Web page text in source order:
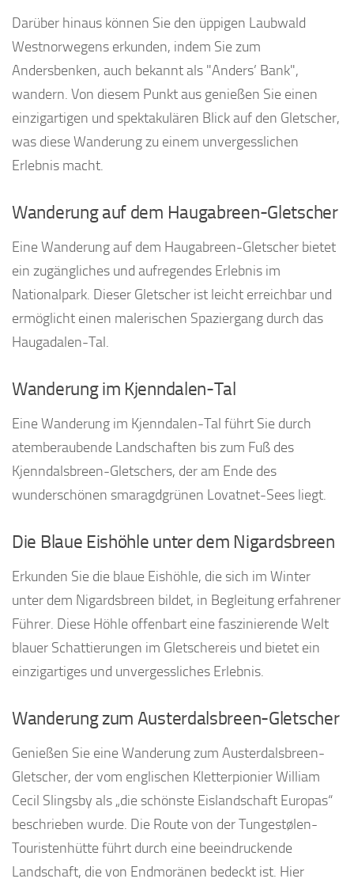
Darüber hinaus können Sie den üppigen Laubwald
Westnorwegens erkunden, indem Sie zum
Andersbenken, auch bekannt als "Anders’ Bank",
wandern. Von diesem Punkt aus genießen Sie einen
einzigartigen und spektakulären Blick auf den Gletscher,
was diese Wanderung zu einem unvergesslichen
Erlebnis macht.
Wanderung auf dem Haugabreen-Gletscher
Eine Wanderung auf dem Haugabreen-Gletscher bietet
ein zugängliches und aufregendes Erlebnis im
Nationalpark. Dieser Gletscher ist leicht erreichbar und
ermöglicht einen malerischen Spaziergang durch das
Haugadalen-Tal.
Wanderung im Kjenndalen-Tal
Eine Wanderung im Kjenndalen-Tal führt Sie durch
atemberaubende Landschaften bis zum Fuß des
Kjenndalsbreen-Gletschers, der am Ende des
wunderschönen smaragdgrünen Lovatnet-Sees liegt.
Die Blaue Eishöhle unter dem Nigardsbreen
Erkunden Sie die blaue Eishöhle, die sich im Winter
unter dem Nigardsbreen bildet, in Begleitung erfahrener
Führer. Diese Höhle offenbart eine faszinierende Welt
blauer Schattierungen im Gletschereis und bietet ein
einzigartiges und unvergessliches Erlebnis.
Wanderung zum Austerdalsbreen-Gletscher
Genießen Sie eine Wanderung zum Austerdalsbreen-
Gletscher, der vom englischen Kletterpionier William
Cecil Slingsby als „die schönste Eislandschaft Europas“
beschrieben wurde. Die Route von der Tungestølen-
Touristenhütte führt durch eine beeindruckende
Landschaft, die von Endmoränen bedeckt ist. Hier